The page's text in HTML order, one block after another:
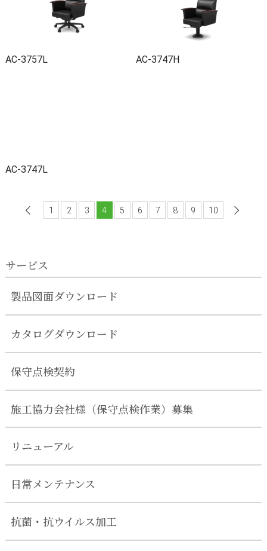
AC-3757L AC-3747H
AC-3747L
前へ
1 2 3 4 5 6 7 8 9 10
サービス
製品図面ダウンロード
カタログダウンロード
保守点検契約
施工協力会社様（保守点検作業）募集
リニューアル
日常メンテナンス
抗菌・抗ウイルス加工